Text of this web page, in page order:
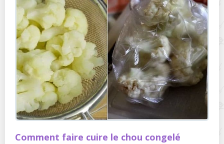
Comment faire cuire le chou congelé